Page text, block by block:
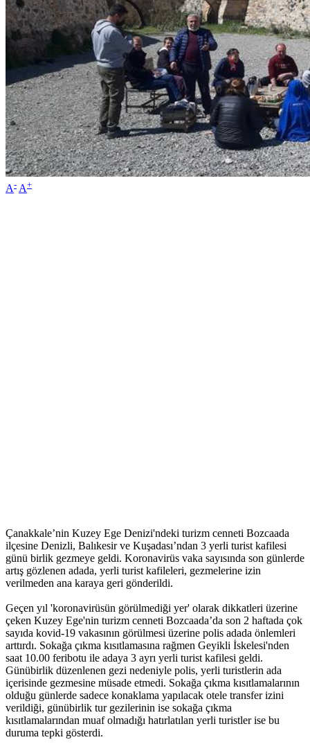
A- A+
Çanakkale’nin Kuzey Ege Denizi'ndeki turizm cenneti Bozcaada
ilçesine Denizli, Balıkesir ve Kuşadası’ndan 3 yerli turist kafilesi
günü birlik gezmeye geldi. Koronavirüs vaka sayısında son günlerde
artış gözlenen adada, yerli turist kafileleri, gezmelerine izin
verilmeden ana karaya geri gönderildi.
Geçen yıl 'koronavirüsün görülmediği yer' olarak dikkatleri üzerine
çeken Kuzey Ege'nin turizm cenneti Bozcaada’da son 2 haftada çok
sayıda kovid-19 vakasının görülmesi üzerine polis adada önlemleri
arttırdı. Sokağa çıkma kısıtlamasına rağmen Geyikli İskelesi'nden
saat 10.00 feribotu ile adaya 3 ayrı yerli turist kafilesi geldi.
Günübirlik düzenlenen gezi nedeniyle polis, yerli turistlerin ada
içerisinde gezmesine müsade etmedi. Sokağa çıkma kısıtlamalarının
olduğu günlerde sadece konaklama yapılacak otele transfer izini
verildiği, günübirlik tur gezilerinin ise sokağa çıkma
kısıtlamalarından muaf olmadığı hatırlatılan yerli turistler ise bu
duruma tepki gösterdi.